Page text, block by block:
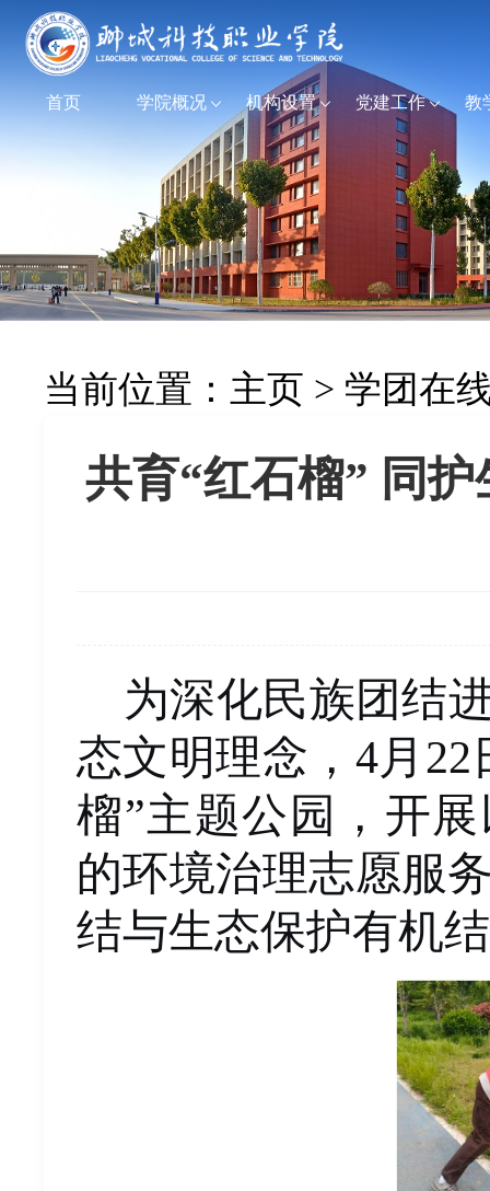
首页 学院概况 机构设置 党建工作 教
当前位置： 主页 > 学团在
共育“红石榴” 同
为深化民族团结
态文明理念， 4月 22
榴”主题公园，开
的环境治理志愿服
结与生态保护有机